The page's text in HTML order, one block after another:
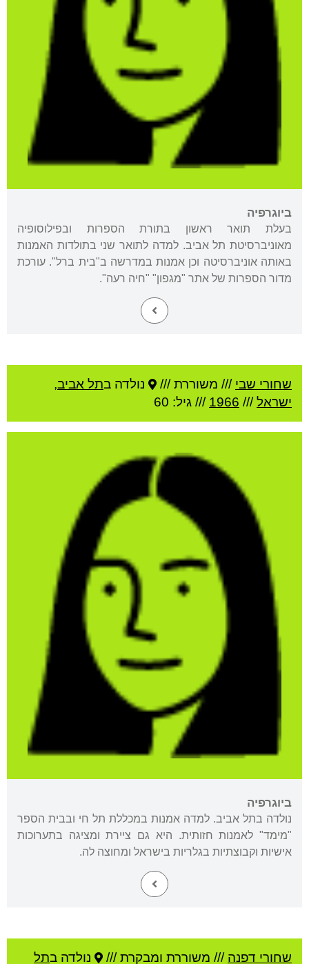
ביוגרפיה
בעלת תואר ראשון בתורת הספרות ובפילוסופיה
מאוניברסיטת תל אביב. למדה לתואר שני בתולדות האמנות
באותה אוניברסיטה וכן אמנות במדרשה ב"בית ברל". עורכת
מדור הספרות של אתר "מגפון" "חיה רעה".
שחורי שבי /// משוררת /// נולדה בתל אביב,
ישראל///
1966 /// גיל: 60
ביוגרפיה
נולדה בתל אביב. למדה אמנות במכללת תל חי ובבית הספר
"מימד" לאמנות חזותית. היא גם ציירת ומציגה בתערוכות
אישיות וקבוצתיות בגלריות בישראל ומחוצה לה.
שחורי דפנה /// משוררת ומבקרת /// נולדה בתל